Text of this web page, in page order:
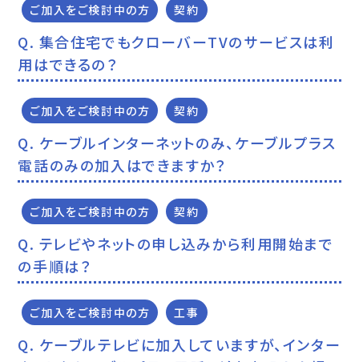
ご加入をご検討中の方 契約
集合住宅でもクローバーTVのサービスは利
用はできるの？
ご加入をご検討中の方 契約
ケーブルインターネットのみ、ケーブルプラス
電話のみの加入はできますか？
ご加入をご検討中の方 契約
テレビやネットの申し込みから利用開始まで
の手順は？
ご加入をご検討中の方 工事
ケーブルテレビに加入していますが、インター